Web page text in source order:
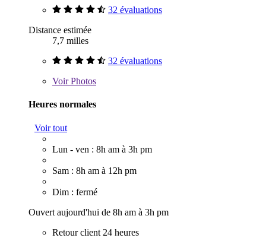
32 évaluations
Distance estimée
7,7 milles
32 évaluations
VoirPhotos
Heures normales
Voir tout
Lun - ven : 8h am à 3h pm
Sam : 8h am à 12h pm
Dim : fermé
Ouvert aujourd'hui de 8h am à 3h pm
Retour client 24 heures